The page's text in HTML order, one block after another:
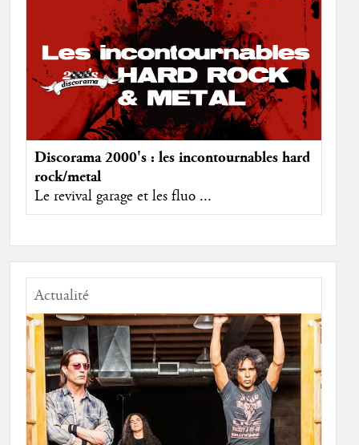
Discorama 2000's : les incontournables hard
rock/metal
Le revival garage et les fluo ...
Actualité